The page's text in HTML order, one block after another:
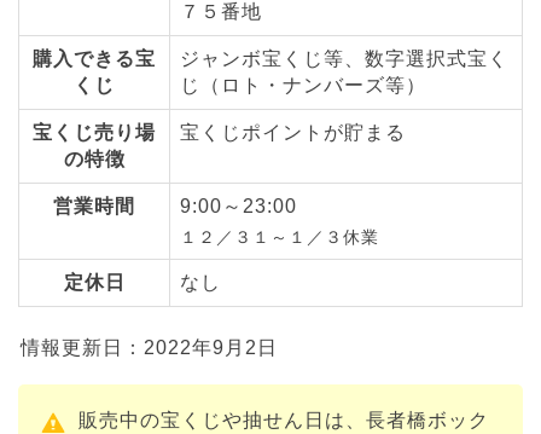
７５番地
購入できる宝
くじ
ジャンボ宝くじ等、数字選択式宝く
じ（ロト・ナンバーズ等）
宝くじ売り場
の特徴
宝くじポイントが貯まる
営業時間 9:00～23:00
１２／３１～１／３休業
定休日 なし
情報更新日：2022年9月2日
販売中の宝くじや抽せん日は、長者橋ボック